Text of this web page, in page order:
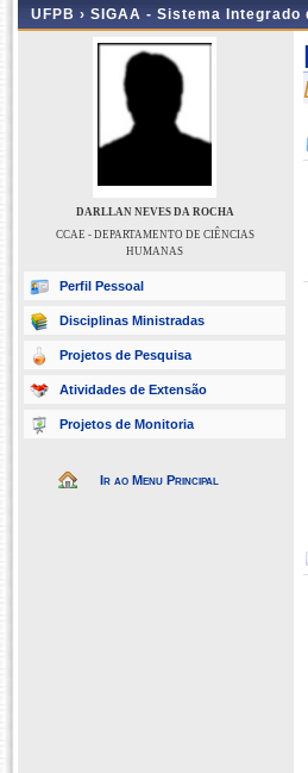
UFPB › SIGAA - Sistema
DARLLAN NEVES DA ROCHA
CCAE - DEPARTAMENTO DE CIÊNCIAS
HUMANAS
Perfil Pessoal
Disciplinas Ministradas
Projetos de Pesquisa
Atividades de Extensão
Projetos de Monitoria
Ir ao Menu Principal